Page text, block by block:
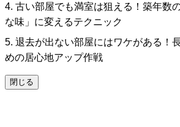
4. 古い部屋でも満室は狙える！築年数
な味」に変えるテクニック
5. 退去が出ない部屋にはワケがある！
めの居心地アップ作戦
閉じる